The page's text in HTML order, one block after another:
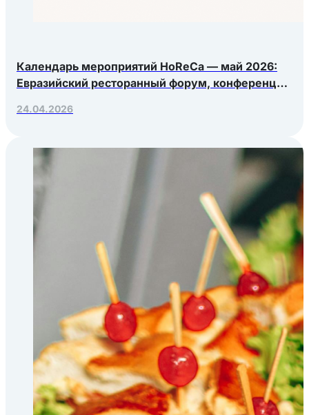
Календарь мероприятий HoReCa — май 2026:
Евразийский ресторанный форум, конференция
24.04.2026